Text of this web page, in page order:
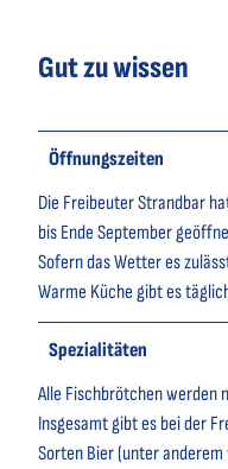
Gut zu wissen
Öffnungszeiten
Die Freibeuter Strandbar
bis Ende September
Sofern das Wetter es
Warme Küche gibt es
Spezialitäten
Alle Fischbrötchen werden
Insgesamt gibt es bei der
Sorten Bier (unter